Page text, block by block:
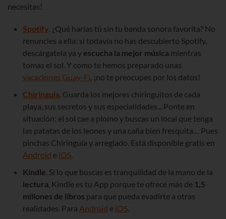
necesitas!
Spotify. ¿Qué harías tú sin tu banda sonora favorita? No
renuncies a ella: si todavía no has descubierto Spotify,
descárgatela ya y escucha la mejor música mientras
tomas el sol. Y como te hemos preparado unas
vacaciones Guay-Fi, ¡no te preocupes por los datos!
Chiringuia. Guarda los mejores chiringuitos de cada
playa, sus secretos y sus especialidades... Ponte en
situación: el sol cae a plomo y buscas un local que tenga
las patatas de los leones y una caña bien fresquita… Pues
pinchas Chiringuía y arreglado. Está disponible gratis en
Android e iOS.
Kindle. Si lo que buscas es tranquilidad de la mano de la
lectura, Kindle es tu App porque te ofrece más de 1,5
millones de libros para que pueda evadirte a otras
realidades. Para Android e iOS.